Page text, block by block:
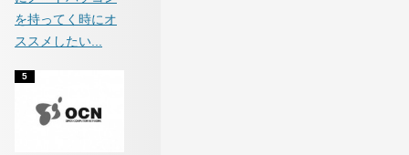
を持ってく時にオ
ススメしたい...